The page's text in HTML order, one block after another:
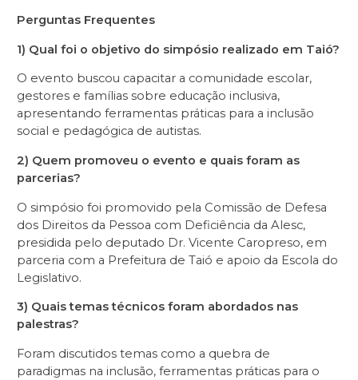
Perguntas Frequentes
1) Qual foi o objetivo do simpósio realizado em Taió?
O evento buscou capacitar a comunidade escolar,
gestores e famílias sobre educação inclusiva,
apresentando ferramentas práticas para a inclusão
social e pedagógica de autistas.
2) Quem promoveu o evento e quais foram as
parcerias?
O simpósio foi promovido pela Comissão de Defesa
dos Direitos da Pessoa com Deficiência da Alesc,
presidida pelo deputado Dr. Vicente Caropreso, em
parceria com a Prefeitura de Taió e apoio da Escola do
Legislativo.
3) Quais temas técnicos foram abordados nas
palestras?
Foram discutidos temas como a quebra de
paradigmas na inclusão, ferramentas práticas para o